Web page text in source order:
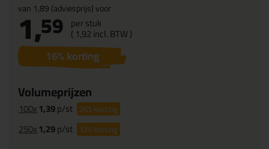
van 1,89(adviesprijs) voor
1,59 per stuk
( 1,92incl. BTW )
16% korting
Volumeprijzen
100x1,39p/st 26%korting
250x1,29p/st 32%korting